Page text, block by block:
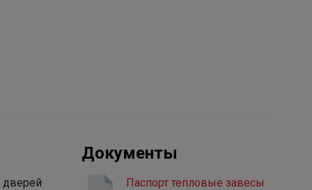
дверей
Документы
Паспорт тепловые завесы